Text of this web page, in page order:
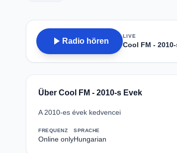
play_arrow Radio hören
LIVE
Cool FM -
Über Cool FM - 2010-s Evek
A 2010-es évek kedvencei
FREQUENZ
Online only
SPRACHE
Hungarian